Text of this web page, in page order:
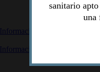
Información lectores
Información autores
sanitario
una